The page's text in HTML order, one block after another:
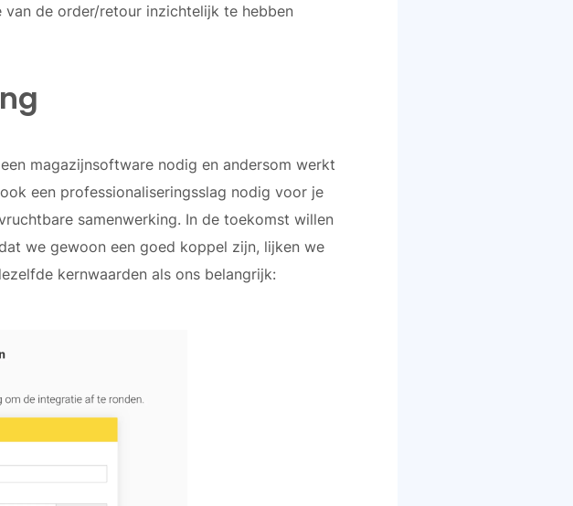
de order/retour inzichtelijk te hebben
magazijnsoftware nodig en andersom werkt
een professionaliseringsslag nodig voor je
samenwerking. In de toekomst willen
we gewoon een goed koppel zijn, lijken we
kernwaarden als ons belangrijk: